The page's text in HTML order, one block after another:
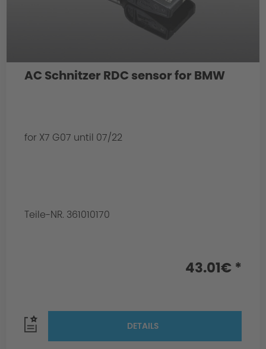
AC Schnitzer RDC sensor for BMW
for X7 G07 until 07/22
Teile-NR. 361010170
43.01€ *
DETAILS